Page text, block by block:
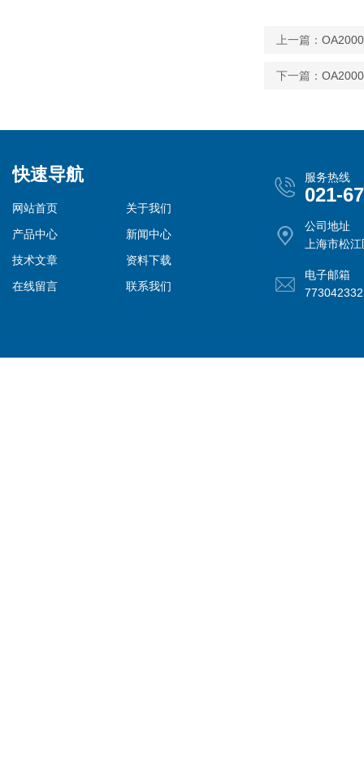
上一篇：
下一篇：
快速导航
网站首页
关于我们
产品中心
新闻中心
技术文章
资料下载
在线留言
联系我们
服务热线
021-
公司地址
上海市松
电子邮箱